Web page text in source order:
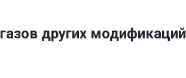
других модификаций